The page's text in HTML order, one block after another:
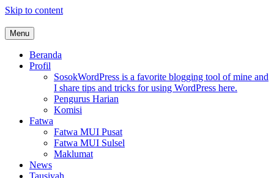
Skip to content
MUI Sulawesi Selatan
Khadimul Ummah wa Shadiqul Hukuuma
Menu
Beranda
Profil
SosokWordPress is a favorite blogging tool of mine and
I share tips and tricks for using WordPress here.
Pengurus Harian
Komisi
Fatwa
Fatwa MUI Pusat
Fatwa MUI Sulsel
Maklumat
News
Tausiyah